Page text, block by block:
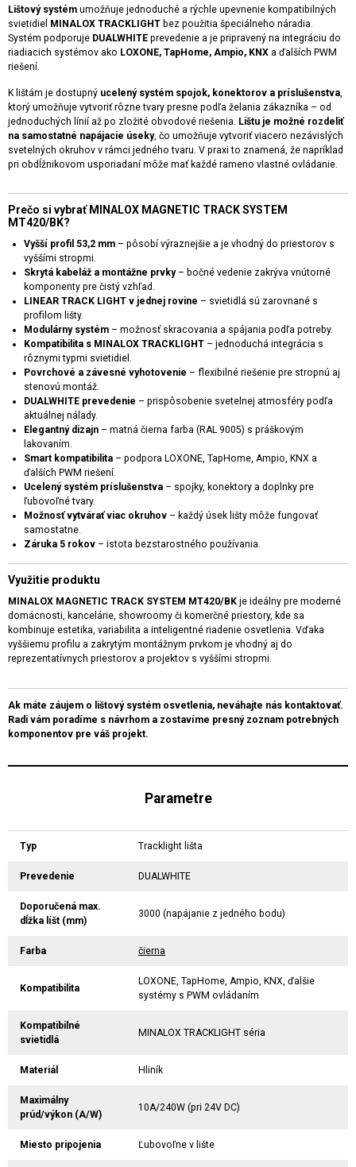
Lištový systém umožňuje jednoduché a rýchle upevnenie kompatibilných
svietidiel MINALOX TRACKLIGHT bez použitia špeciálneho náradia.
Systém podporuje DUALWHITE prevedenie a je pripravený na integráciu do
riadiacich systémov ako LOXONE, TapHome, Ampio, KNX a ďalších PWM
riešení.
K lištám je dostupný ucelený systém spojok, konektorov a príslušenstva
ktorý umožňuje vytvoriť rôzne tvary presne podľa želania zákazníka – od
jednoduchých línií až po zložité obvodové riešenia. Lištu je možné rozdeliť
na samostatné napájacie úseky, čo umožňuje vytvoriť viacero nezávislých
svetelných okruhov v rámci jedného tvaru. V praxi to znamená, že napríklad
pri obdĺžnikovom usporiadaní môže mať každé rameno vlastné ovládanie.
Prečo si vybrať MINALOX MAGNETIC TRACK SYSTEM
MT420/BK?
Vyšší profil 53,2 mm – pôsobí výraznejšie a je vhodný do priestorov s
vyššími stropmi.
Skrytá kabeláž a montážne prvky– bočné vedenie zakrýva vnútorné
komponenty pre čistý vzhľad.
LINEAR TRACK LIGHT v jednej rovine – svietidlá sú zarovnané s
profilom lišty.
Modulárny systém – možnosť skracovania a spájania podľa potreby.
Kompatibilita s MINALOX TRACKLIGHT – jednoduchá integrácia s
rôznymi typmi svietidiel.
Povrchové a závesné vyhotovenie – flexibilné riešenie pre stropnú aj
stenovú montáž.
DUALWHITE prevedenie – prispôsobenie svetelnej atmosféry podľa
aktuálnej nálady.
Elegantný dizajn – matná čierna farba (RAL 9005) s práškovým
lakovaním.
Smart kompatibilita – podpora LOXONE, TapHome, Ampio, KNX a
ďalších PWM riešení.
Ucelený systém príslušenstva – spojky, konektory a doplnky pre
ľubovoľné tvary.
Možnosť vytvárať viac okruhov – každý úsek lišty môže fungovať
samostatne.
Záruka 5 rokov – istota bezstarostného používania.
Využitie produktu
MINALOX MAGNETIC TRACK SYSTEM MT420/BK je ideálny pre moderné
domácnosti, kancelárie, showroomy či komerčné priestory, kde sa
kombinuje estetika, variabilita a inteligentné riadenie osvetlenia. Vďaka
vyššiemu profilu a zakrytým montážnym prvkom je vhodný aj do
reprezentatívnych priestorov a projektov s vyššími stropmi.
Ak máte záujem o lištový systém osvetlenia, neváhajte nás kontaktovať.
Radi vám poradíme s návrhom a zostavíme presný zoznam potrebných
komponentov pre váš projekt.
Parametre
Typ Tracklight lišta
Prevedenie DUALWHITE
Doporučená max.
dĺžka líšt (mm)
3000 (napájanie z jedného bodu)
Farba čierna
Kompatibilita
LOXONE, TapHome, Ampio, KNX, ďalšie
systémy s PWM ovládaním
Kompatibilné
svietidlá
MINALOX TRACKLIGHT séria
Materiál Hliník
Maximálny
prúd/výkon (A/W)
10A/240W (pri 24V DC)
Miesto pripojenia Ľubovoľne v lište